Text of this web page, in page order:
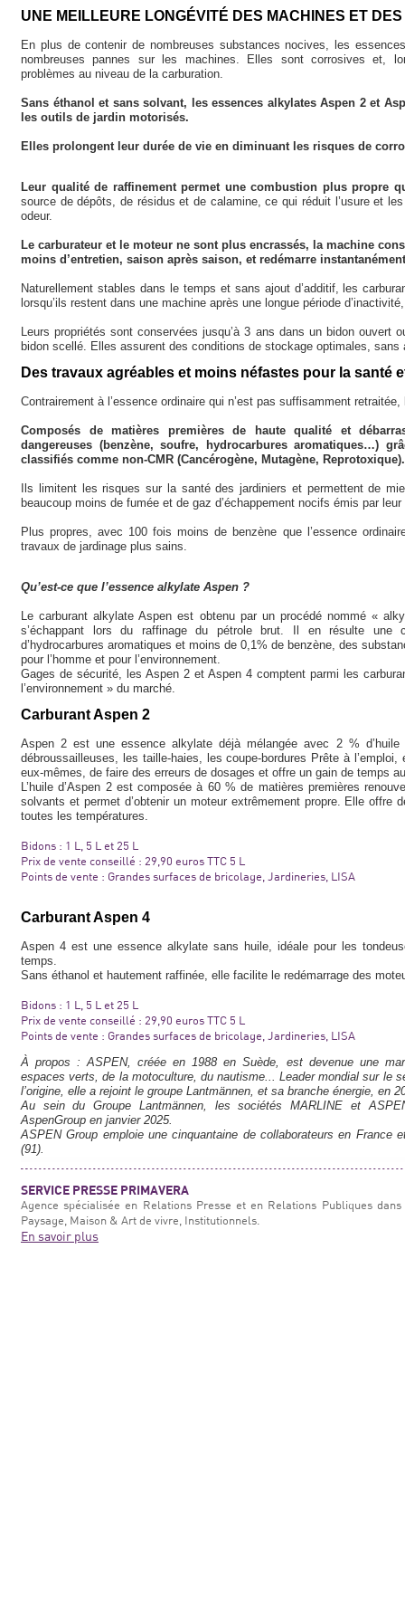
UNE MEILLEURE LONGÉVITÉ DES MACHINES ET
En plus de contenir de nombreuses substances nocives, les
nombreuses pannes sur les machines. Elles sont corrosives et,
problèmes au niveau de la carburation.
Sans éthanol et sans solvant, les essences alkylates Aspen 2 et
les outils de jardin motorisés.
Elles prolongent leur durée de vie en diminuant les risques de
Leur qualité de raffinement permet une combustion plus propre
source de dépôts, de résidus et de calamine, ce qui réduit l’usure et
odeur.
Le carburateur et le moteur ne sont plus encrassés, la machine
moins d’entretien, saison après saison, et redémarre
Naturellement stables dans le temps et sans ajout d’additif, les
lorsqu’ils restent dans une machine après une longue période
Leurs propriétés sont conservées jusqu’à 3 ans dans un bidon ouvert
bidon scellé. Elles assurent des conditions de stockage optimales,
Des travaux agréables et moins néfastes pour la santé
Contrairement à l’essence ordinaire qui n’est pas suffisamment
Composés de matières premières de haute qualité et
dangereuses (benzène, soufre, hydrocarbures aromatiques…)
classifiés comme non-CMR (Cancérogène, Mutagène, Reprotoxique).
Ils limitent les risques sur la santé des jardiniers et permettent de
beaucoup moins de fumée et de gaz d’échappement nocifs émis par
Plus propres, avec 100 fois moins de benzène que l’essence
travaux de jardinage plus sains.
Qu’est-ce que l’essence alkylate Aspen ?
Le carburant alkylate Aspen est obtenu par un procédé nommé «
s’échappant lors du raffinage du pétrole brut. Il en résulte une
d’hydrocarbures aromatiques et moins de 0,1% de benzène, des
pour l’homme et pour l’environnement.
Gages de sécurité, les Aspen 2 et Aspen 4 comptent parmi les
l’environnement » du marché.
Carburant Aspen 2
Aspen 2 est une essence alkylate déjà mélangée avec 2 %
débroussailleuses, les taille-haies, les coupe-bordures Prête à
eux-mêmes, de faire des erreurs de dosages et offre un gain de temps
L’huile d’Aspen 2 est composée à 60 % de matières premières
solvants et permet d’obtenir un moteur extrêmement propre. Elle offre
toutes les températures.
Bidons : 1 L, 5 L et 25 L
Prix de vente conseillé : 29,90 euros TTC 5 L
Points de vente : Grandes surfaces de bricolage, Jardineries, LISA
Carburant Aspen 4
Aspen 4 est une essence alkylate sans huile, idéale pour les
temps.
Sans éthanol et hautement raffinée, elle facilite le redémarrage des
Bidons : 1 L, 5 L et 25 L
Prix de vente conseillé : 29,90 euros TTC 5 L
Points de vente : Grandes surfaces de bricolage, Jardineries, LISA
À propos : ASPEN, créée en 1988 en Suède, est devenue une
espaces verts, de la motoculture, du nautisme... Leader mondial sur le
l’origine, elle a rejoint le groupe Lantmännen, et sa branche énergie, en
Au sein du Groupe Lantmännen, les sociétés MARLINE et
AspenGroup en janvier 2025.
ASPEN Group emploie une cinquantaine de collaborateurs en France
(91).
SERVICE PRESSE PRIMAVERA
Agence spécialisée en Relations Presse et en Relations Publiques
Paysage, Maison & Art de vivre, Institutionnels.
En savoir plus